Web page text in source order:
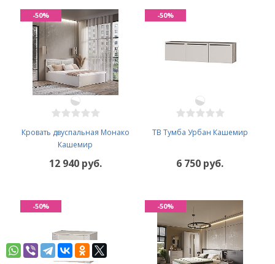
Кровать двуспальная Монако
Кашемир
12 940 руб.
-50%
ТВ Тумба Урбан Кашемир
6 750 руб.
-50%
-50% -50%